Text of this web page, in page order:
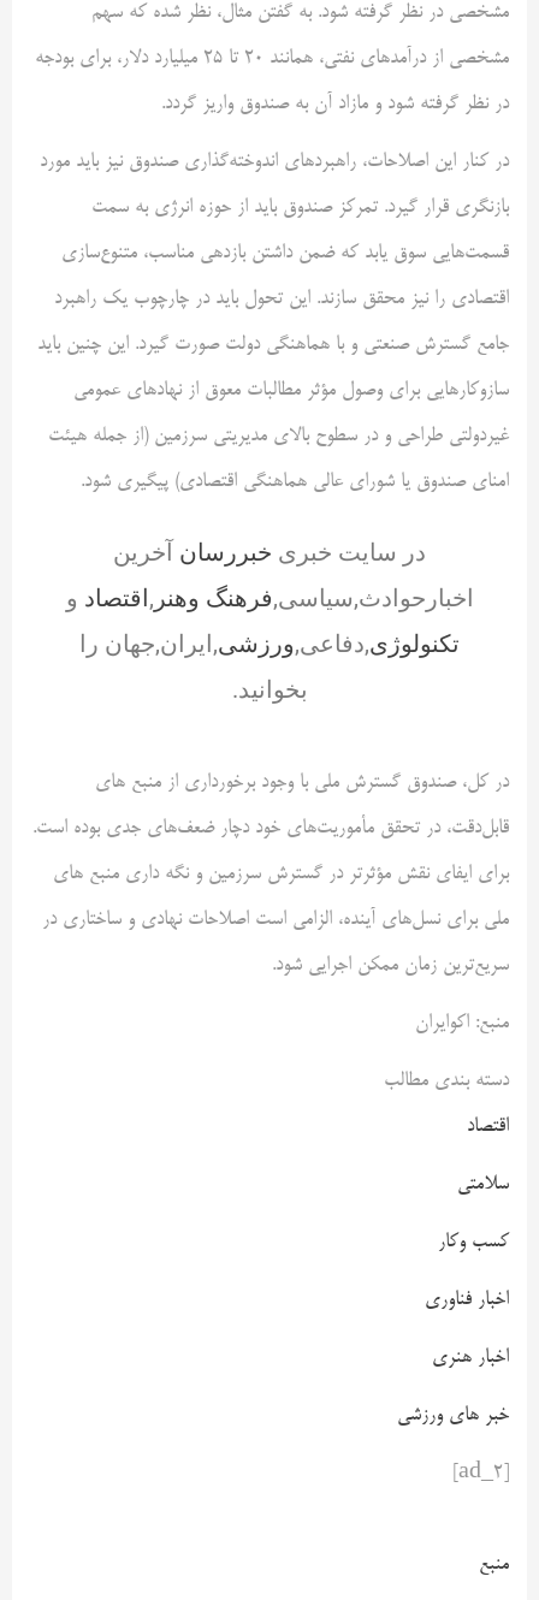
مشخصی در نظر گرفته شود. به گفتن مثال، نظر شده که سهم
مشخصی از درآمدهای نفتی، همانند ۲۰ تا ۲۵ میلیارد دلار، برای بودجه
در نظر گرفته شود و مازاد آن به صندوق واریز گردد.
در کنار این اصلاحات، راهبردهای اندوخته‌گذاری صندوق نیز باید مورد
بازنگری قرار گیرد. تمرکز صندوق باید از حوزه انرژی به سمت
قسمت‌هایی سوق یابد که ضمن داشتن بازدهی مناسب، متنوع‌سازی
اقتصادی را نیز محقق سازند. این تحول باید در چارچوب یک راهبرد
جامع گسترش صنعتی و با هماهنگی دولت صورت گیرد. این چنین باید
سازوکارهایی برای وصول مؤثر مطالبات معوق از نهادهای عمومی
غیردولتی طراحی و در سطوح بالای مدیریتی سرزمین (از جمله هیئت
امنای صندوق یا شورای عالی هماهنگی اقتصادی) پیگیری شود.
در سایت خبری خبررسان آخرین
اخبارحوادث,سیاسی,فرهنگ وهنر ,اقتصاد و
تکنولوژی,دفاعی,ورزشی,ایران,جهان را
بخوانید.
در کل، صندوق گسترش ملی با وجود برخورداری از منبع های
قابل‌دقت، در تحقق مأموریت‌های خود دچار ضعف‌های جدی بوده است.
برای ایفای نقش مؤثرتر در گسترش سرزمین و نگه داری منبع های
ملی برای نسل‌های آینده، الزامی است اصلاحات نهادی و ساختاری در
سریع‌ترین زمان ممکن اجرایی شود.
منبع: اکوایران
دسته بندی مطالب
اقتصاد
سلامتی
کسب وکار
اخبار فناوری
اخبار هنری
خبر های ورزشی
منبع